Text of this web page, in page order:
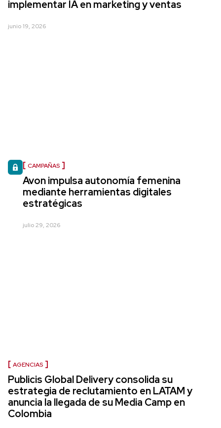
implementar IA en marketing y ventas
junio 19, 2026
CAMPAÑAS
Avon impulsa autonomía femenina
mediante herramientas digitales
estratégicas
julio 29, 2026
AGENCIAS
Publicis Global Delivery consolida su
estrategia de reclutamiento en LATAM y
anuncia la llegada de su Media Camp en
Colombia